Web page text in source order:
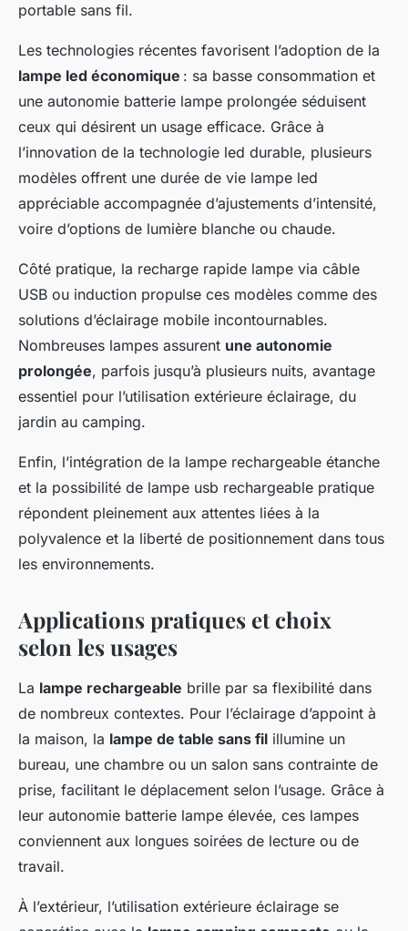
portable sans fil.
Les technologies récentes favorisent l’adoption de la
lampe led économique : sa basse consommation et
une autonomie batterie lampe prolongée séduisent
ceux qui désirent un usage efficace. Grâce à
l’innovation de la technologie led durable, plusieurs
modèles offrent une durée de vie lampe led
appréciable accompagnée d’ajustements d’intensité,
voire d’options de lumière blanche ou chaude.
Côté pratique, la recharge rapide lampe via câble
USB ou induction propulse ces modèles comme des
solutions d’éclairage mobile incontournables.
Nombreuses lampes assurent une autonomie
prolongée, parfois jusqu’à plusieurs nuits, avantage
essentiel pour l’utilisation extérieure éclairage, du
jardin au camping.
Enfin, l’intégration de la lampe rechargeable étanche
et la possibilité de lampe usb rechargeable pratique
répondent pleinement aux attentes liées à la
polyvalence et la liberté de positionnement dans tous
les environnements.
Applications pratiques et choix
selon les usages
La lampe rechargeable brille par sa flexibilité dans
de nombreux contextes. Pour l’éclairage d’appoint à
la maison, la lampe de table sans fil illumine un
bureau, une chambre ou un salon sans contrainte de
prise, facilitant le déplacement selon l’usage. Grâce à
leur autonomie batterie lampe élevée, ces lampes
conviennent aux longues soirées de lecture ou de
travail.
À l’extérieur, l’utilisation extérieure éclairage se